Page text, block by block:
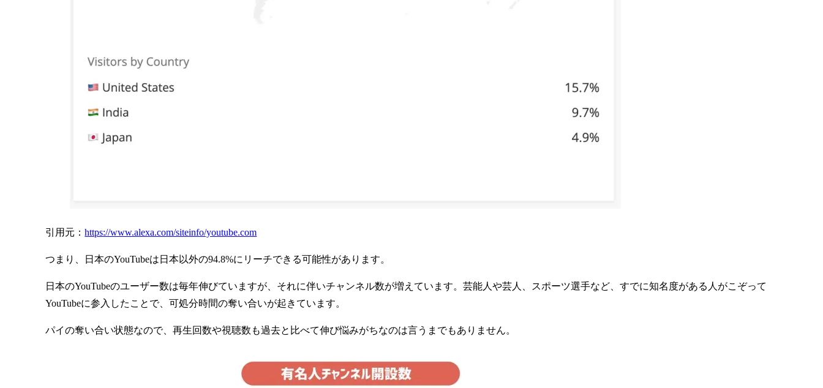
引用元：https://www.alexa.com/siteinfo/youtube.com
つまり、日本のYouTubeは日本以外の94.8%にリーチできる可能性があります。
日本のYouTubeのユーザー数は毎年伸びていますが、それに伴いチャンネル数が増えています。芸能人や芸人、スポーツ選手など、すでに知名度がある人がこぞって
YouTubeに参入したことで、可処分時間の奪い合いが起きています。
パイの奪い合い状態なので、再生回数や視聴数も過去と比べて伸び悩みがちなのは言うまでもありません。